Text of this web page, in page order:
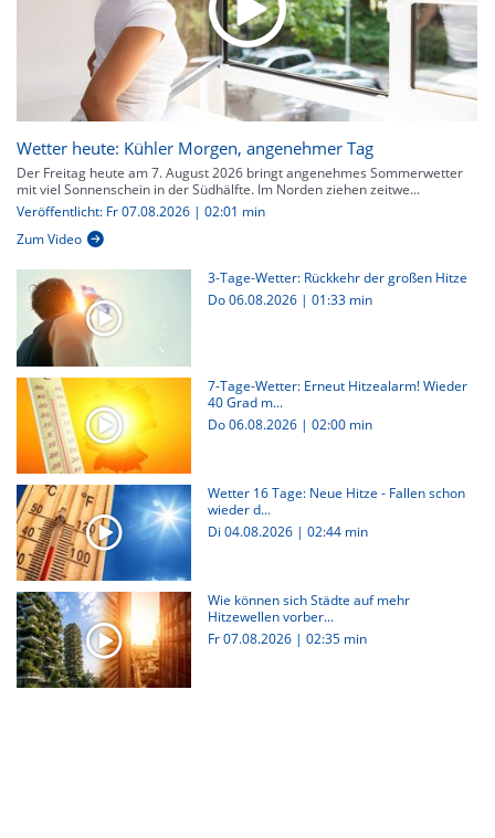
Wetter heute: Kühler Morgen, angenehmer Tag
Der Freitag heute am 7. August 2026 bringt angenehmes Sommerwetter
mit viel Sonnenschein in der Südhälfte. Im Norden ziehen zeitwe...
Veröffentlicht: Fr 07.08.2026 | 02:01 min
Zum Video
3-Tage-Wetter: Rückkehr der großen Hitze
Do 06.08.2026 | 01:33 min
7-Tage-Wetter: Erneut Hitzealarm! Wieder
40 Grad m...
Do 06.08.2026 | 02:00 min
Wetter 16 Tage: Neue Hitze - Fallen schon
wieder d...
Di 04.08.2026 | 02:44 min
Wie können sich Städte auf mehr
Hitzewellen vorber...
Fr 07.08.2026 | 02:35 min